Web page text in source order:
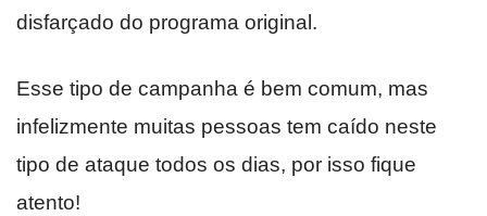
disfarçado do programa original.
Esse tipo de campanha é bem comum, mas
infelizmente muitas pessoas tem caído neste
tipo de ataque todos os dias, por isso fique
atento!